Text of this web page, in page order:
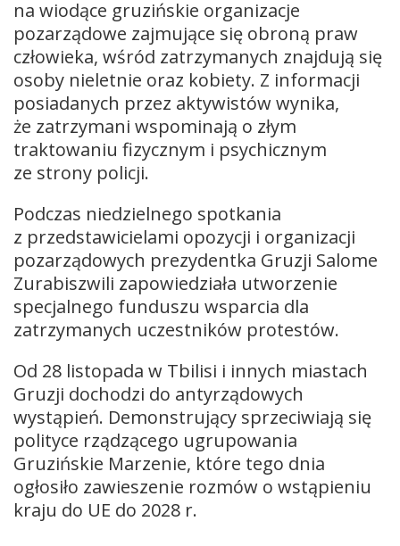
na wiodące gruzińskie organizacje
pozarządowe zajmujące się obroną praw
człowieka, wśród zatrzymanych znajdują się
osoby nieletnie oraz kobiety. Z informacji
posiadanych przez aktywistów wynika,
że zatrzymani wspominają o złym
traktowaniu fizycznym i psychicznym
ze strony policji.
Podczas niedzielnego spotkania
z przedstawicielami opozycji i organizacji
pozarządowych prezydentka Gruzji Salome
Zurabiszwili zapowiedziała utworzenie
specjalnego funduszu wsparcia dla
zatrzymanych uczestników protestów.
Od 28 listopada w Tbilisi i innych miastach
Gruzji dochodzi do antyrządowych
wystąpień. Demonstrujący sprzeciwiają się
polityce rządzącego ugrupowania
Gruzińskie Marzenie, które tego dnia
ogłosiło zawieszenie rozmów o wstąpieniu
kraju do UE do 2028 r.